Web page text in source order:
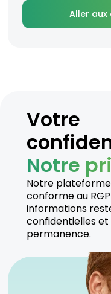
Aller aux
Votre
Notre
Notre
conforme au
informations
confidentielles et
permanence.